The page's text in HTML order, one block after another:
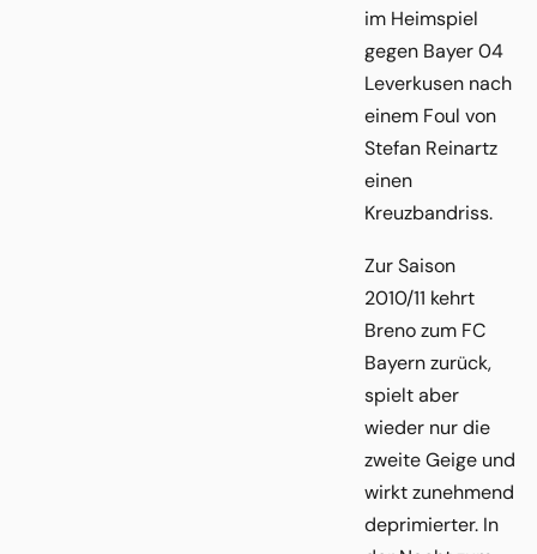
im Heimspiel
gegen Bayer 04
Leverkusen nach
einem Foul von
Stefan Reinartz
einen
Kreuzbandriss.
Zur Saison
2010/11 kehrt
Breno zum FC
Bayern zurück,
spielt aber
wieder nur die
zweite Geige und
wirkt zunehmend
deprimierter. In